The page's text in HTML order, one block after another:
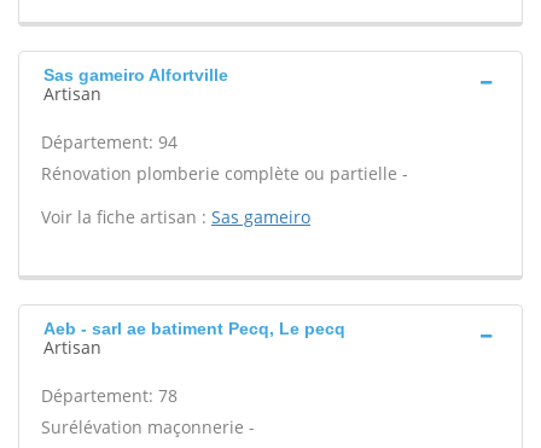
Sas gameiro Alfortville
Artisan
Département: 94
Rénovation plomberie complète ou partielle -
Voir la fiche artisan : Sas gameiro
Aeb - sarl ae batiment Pecq, Le pecq
Artisan
Département: 78
Surélévation maçonnerie -